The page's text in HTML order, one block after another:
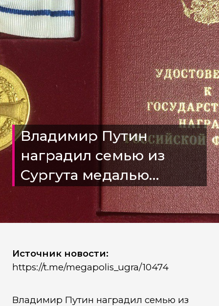
Владимир Путин
наградил семью из
Сургута медалью
«Родительская слава»
Источник новости:
https://t.me/megapolis_ugra/10474
Владимир Путин наградил семью из